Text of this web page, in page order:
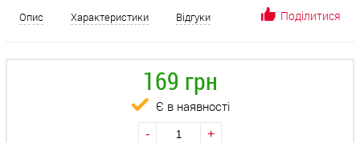
Опис Характеристики Відгуки Поділитися
169 грн
Є в наявності
- +